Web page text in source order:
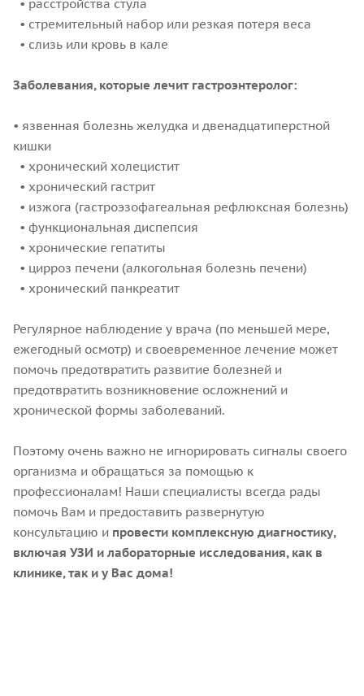
• расстройства стула
• стремительный набор или резкая потеря веса
• слизь или кровь в кале
Заболевания, которые лечит гастроэнтеролог:
• язвенная болезнь желудка и двенадцатиперстной
кишки
• хронический холецистит
• хронический гастрит
• изжога (гастроэзофагеальная рефлюксная болезнь)
• функциональная диспепсия
• хронические гепатиты
• цирроз печени (алкогольная болезнь печени)
• хронический панкреатит
Регулярное наблюдение у врача (по меньшей мере,
ежегодный осмотр) и своевременное лечение может
помочь предотвратить развитие болезней и
предотвратить возникновение осложнений и
хронической формы заболеваний.
Поэтому очень важно не игнорировать сигналы своего
организма и обращаться за помощью к
профессионалам! Наши специалисты всегда рады
помочь Вам и предоставить развернутую
консультацию и провести комплексную диагностику,
включая УЗИ и лабораторные исследования, как в
клинике, так и у Вас дома!